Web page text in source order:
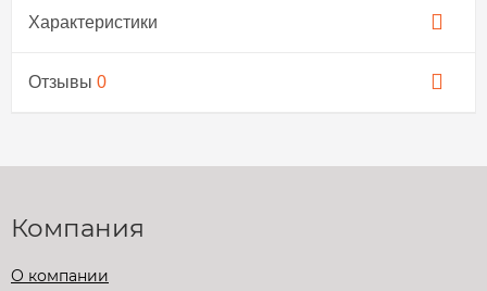
Характеристики
Отзывы 0
Компания
О компании